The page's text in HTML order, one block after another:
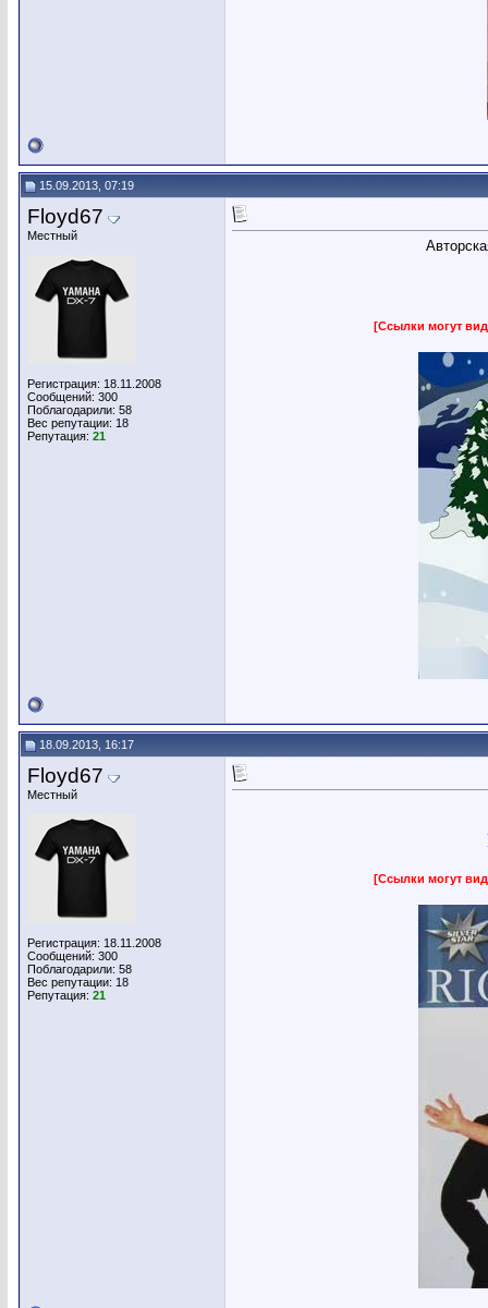
15.09.2013, 07:19
Floyd67
Местный
Регистрация: 18.11.2008
Сообщений: 300
Поблагодарили: 58
Вес репутации: 18
Репутация: 21
[Ссылки могут
18.09.2013, 16:17
Floyd67
Местный
Регистрация: 18.11.2008
Сообщений: 300
Поблагодарили: 58
Вес репутации: 18
Репутация: 21
[Ссылки могут